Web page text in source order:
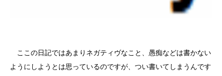
ここの日記ではあまりネガティヴなこと、愚痴などは書かない
ようにしようとは思っているのですが、つい書いてしまうんです